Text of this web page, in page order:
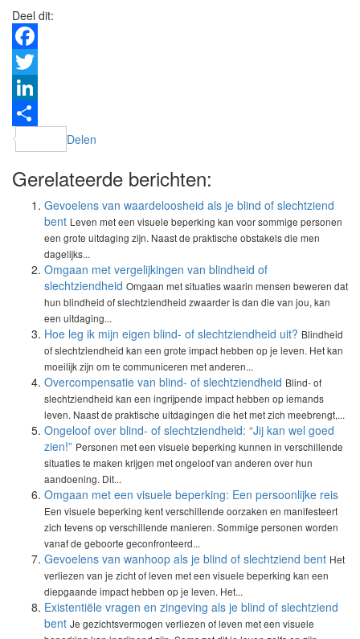
Deel dit:
Facebook
Twitter
LinkedIn
Delen
Gerelateerde berichten:
Gevoelens van waardeloosheid als je blind of slechtziend
bent Leven met een visuele beperking kan voor sommige personen
een grote uitdaging zijn. Naast de praktische obstakels die men
dagelijks...
Omgaan met vergelijkingen van blindheid of
slechtziendheid Omgaan met situaties waarin mensen beweren dat
hun blindheid of slechtziendheid zwaarder is dan die van jou, kan
een uitdaging...
Hoe leg ik mijn eigen blind- of slechtziendheid uit? Blindheid
of slechtziendheid kan een grote impact hebben op je leven. Het kan
moeilijk zijn om te communiceren met anderen...
Overcompensatie van blind- of slechtziendheid Blind- of
slechtziendheid kan een ingrijpende impact hebben op iemands
leven. Naast de praktische uitdagingen die het met zich meebrengt,...
Ongeloof over blind- of slechtziendheid: “Jij kan wel goed
zien!” Personen met een visuele beperking kunnen in verschillende
situaties te maken krijgen met ongeloof van anderen over hun
aandoening. Dit...
Omgaan met een visuele beperking: Een persoonlijke reis
Een visuele beperking kent verschillende oorzaken en manifesteert
zich tevens op verschillende manieren. Sommige personen worden
vanaf de geboorte geconfronteerd...
Gevoelens van wanhoop als je blind of slechtziend bent Het
verliezen van je zicht of leven met een visuele beperking kan een
diepgaande impact hebben op je leven. Het...
Existentiële vragen en zingeving als je blind of slechtziend
bent Je gezichtsvermogen verliezen of leven met een visuele